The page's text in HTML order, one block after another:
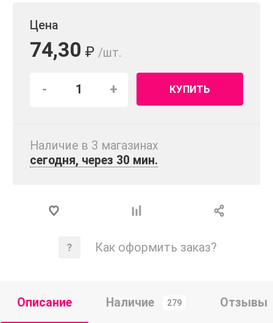
Цена
74,30 ₽ /шт.
- + КУПИТЬ
Наличие в 3 магазинах
сегодня, через 30 мин.
Как оформить заказ?
Описание Наличие 279 Отзывы